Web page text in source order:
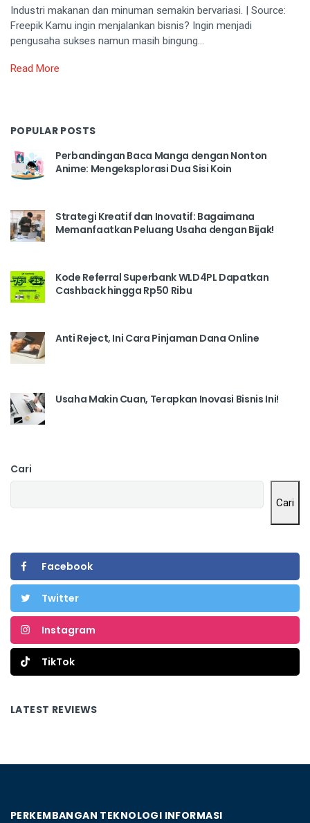
Industri makanan dan minuman semakin bervariasi. | Source:
Freepik Kamu ingin menjalankan bisnis? Ingin menjadi
pengusaha sukses namun masih bingung…
Read More
POPULAR POSTS
Perbandingan Baca Manga dengan Nonton
Anime: Mengeksplorasi Dua Sisi Koin
Strategi Kreatif dan Inovatif: Bagaimana
Memanfaatkan Peluang Usaha dengan Bijak!
Kode Referral Superbank WLD4PL Dapatkan
Cashback hingga Rp50 Ribu
Anti Reject, Ini Cara Pinjaman Dana Online
Usaha Makin Cuan, Terapkan Inovasi Bisnis Ini!
Cari
Cari
Facebook
Twitter
Instagram
TikTok
LATEST REVIEWS
PERKEMBANGAN TEKNOLOGI INFORMASI